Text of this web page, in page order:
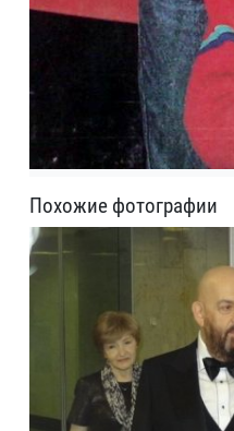
Похожие фотографии